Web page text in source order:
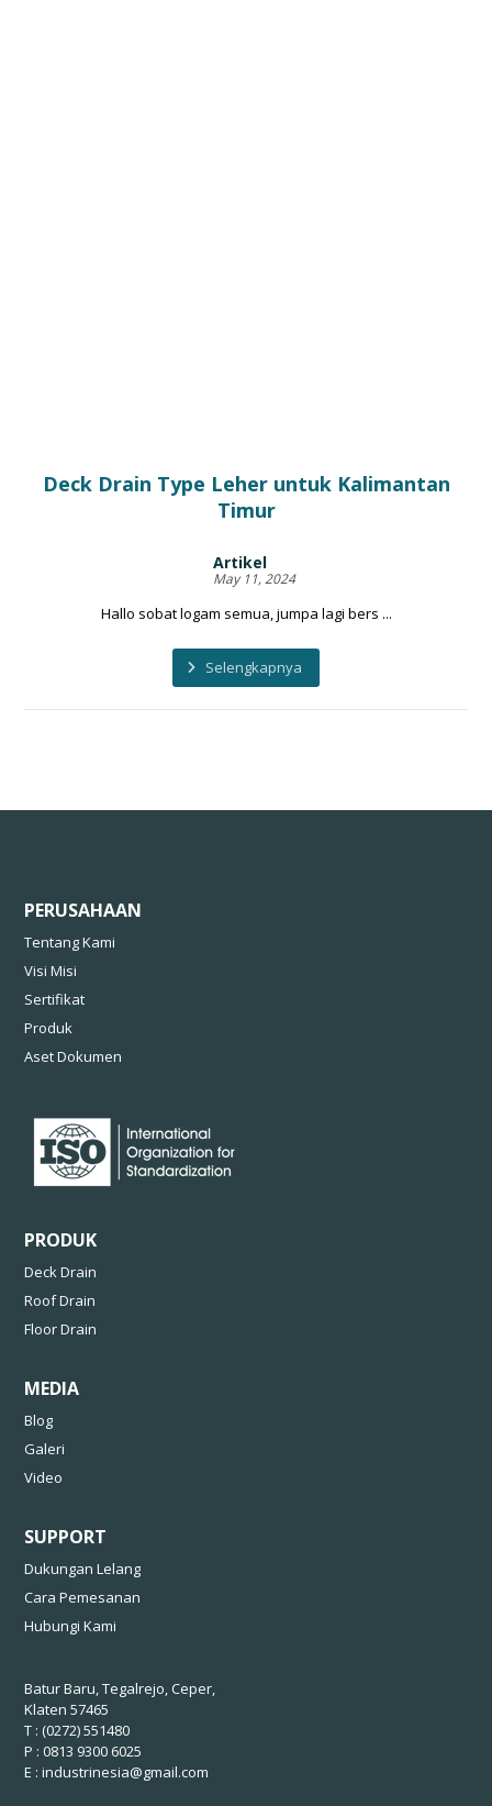
Deck Drain Type Leher untuk Kalimantan
Timur
Artikel
May 11, 2024
Hallo sobat logam semua, jumpa lagi bers ...
Selengkapnya
PERUSAHAAN
Tentang Kami
Visi Misi
Sertifikat
Produk
Aset Dokumen
PRODUK
Deck Drain
Roof Drain
Floor Drain
MEDIA
Blog
Galeri
Video
SUPPORT
Dukungan Lelang
Cara Pemesanan
Hubungi Kami
Batur Baru, Tegalrejo, Ceper,
Klaten 57465
T : (0272) 551480
P : 0813 9300 6025
E :industrinesia@gmail.com